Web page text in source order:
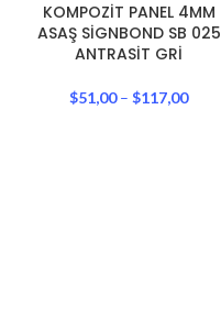
150X400
KOMPOZİT PANEL 4MM
ASAŞ SİGNBOND SB 025
ANTRASİT GRİ
$51,00 – $117,00